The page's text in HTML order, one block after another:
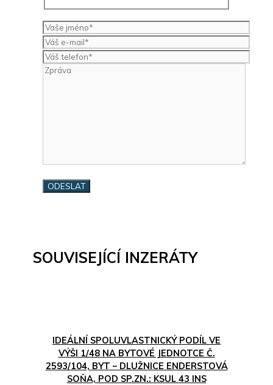
SOUVISEJÍCÍ INZERÁTY
IDEÁLNÍ SPOLUVLASTNICKÝ PODÍL VE
VÝŠI 1/48 NA BYTOVÉ JEDNOTCE Č.
2593/104, BYT – DLUŽNICE ENDERSTOVÁ
SOŇA, POD SP.ZN.: KSUL 43 INS